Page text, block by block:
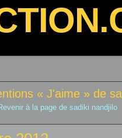
« J'aime » de
à la page de sadiki nandjilo